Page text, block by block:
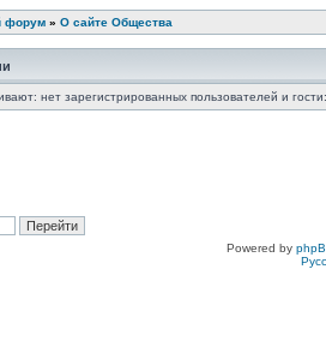
форум » О сайте Общества
нет зарегистрированных пользователей и
Powered by